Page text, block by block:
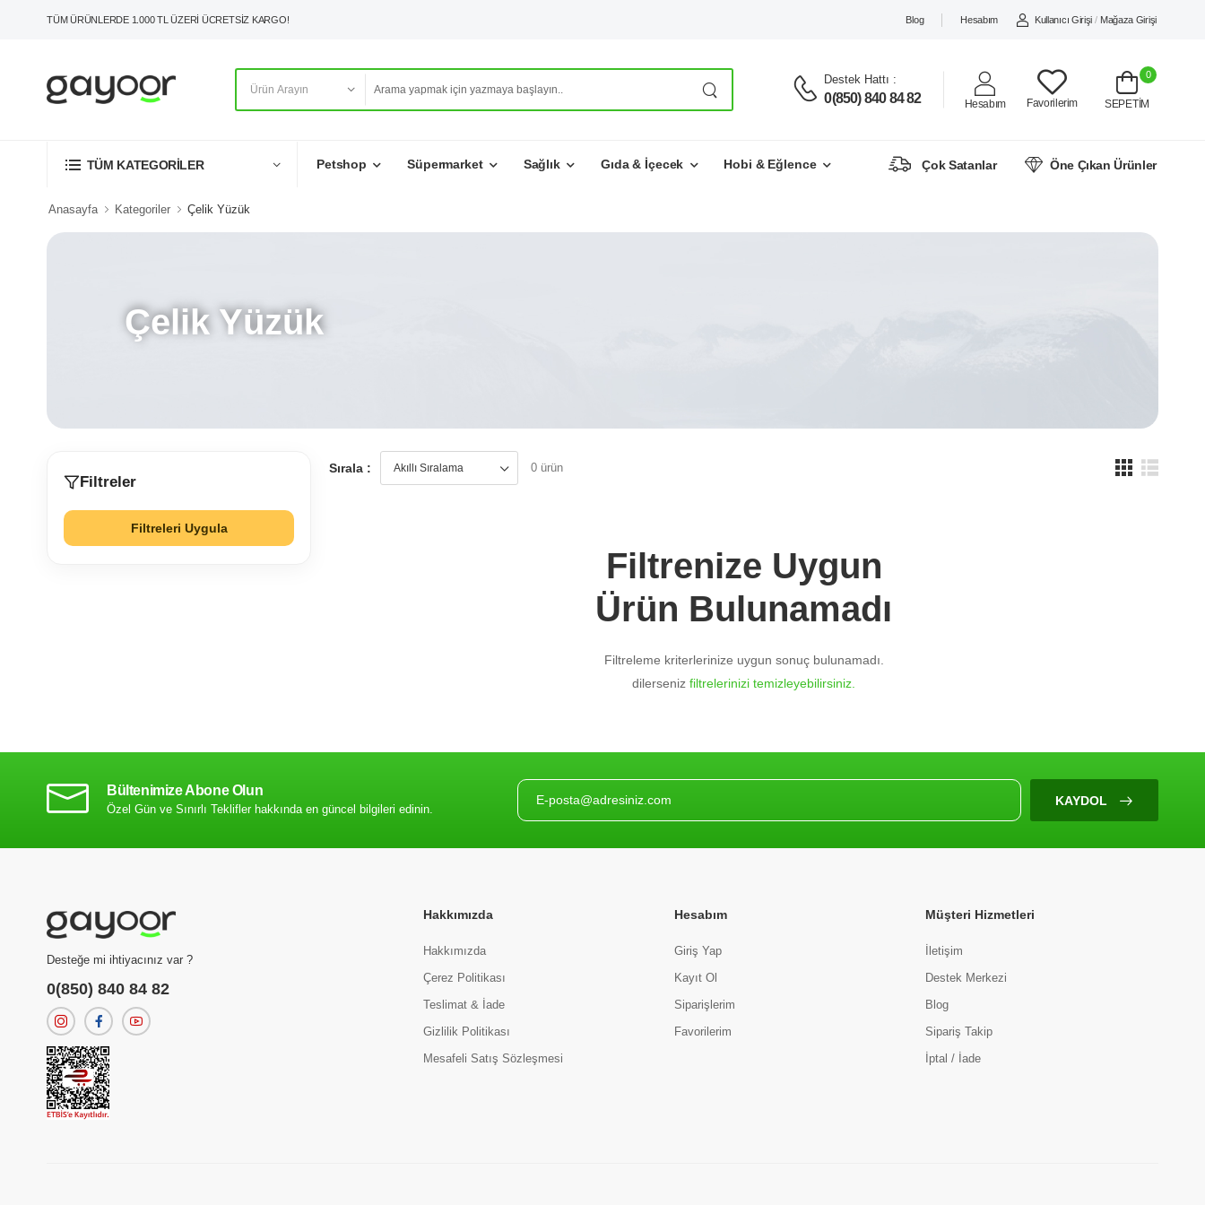
TÜM ÜRÜNLERDE 1.000 TL ÜZERİ ÜCRETSİZ KARGO! Blog Hesabım Kullanıcı Girişi / Mağaza Girişi
Destek Hattı :
0(850) 840 84 82 Hesabım Favorilerim
0
SEPETİM
TÜM KATEGORİLER Petshop Süpermarket Sağlık Gıda & İçecek Hobi & Eğlence Çok Satanlar Öne Çıkan Ürünler
Anasayfa Kategoriler Çelik Yüzük
Çelik Yüzük
Filtreler
Filtreleri Uygula
Sırala : 0 ürün
Filtrenize Uygun
Ürün Bulunamadı
Filtreleme kriterlerinize uygun sonuç bulunamadı.
dilerseniz filtrelerinizi temizleyebilirsiniz.
Bültenimize Abone Olun
Özel Gün ve Sınırlı Teklifler hakkında en güncel bilgileri edinin.
KAYDOL
Desteğe mi ihtiyacınız var ?
0(850) 840 84 82
Hakkımızda
Hakkımızda
Çerez Politikası
Teslimat & İade
Gizlilik Politikası
Mesafeli Satış Sözleşmesi
Hesabım
Giriş Yap
Kayıt Ol
Siparişlerim
Favorilerim
Müşteri Hizmetleri
İletişim
Destek Merkezi
Blog
Sipariş Takip
İptal / İade